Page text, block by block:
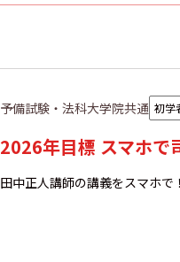
予備試験・法科大学院共通 初学
2026年目標 スマホで
田中正人講師の講義をスマホで